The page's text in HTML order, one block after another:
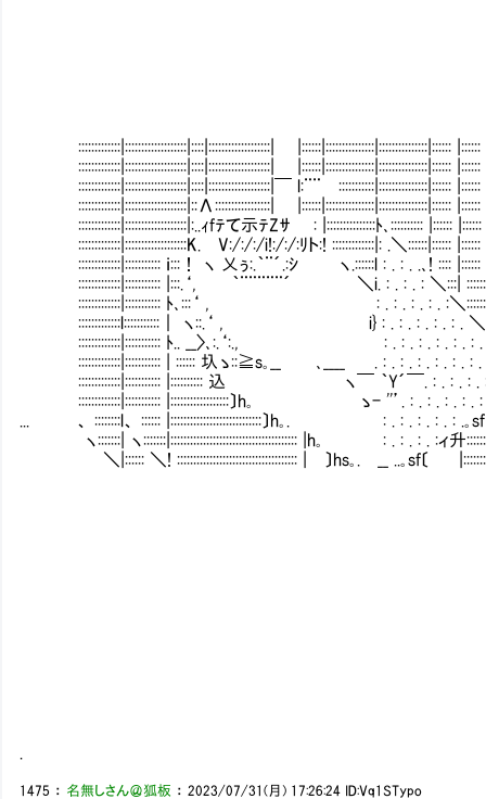
:::::::::::::|:::::::::::::::::::|::::|:::::::::::::::::::| |::::::|:::::::::::::::|:::::::::::::::|:::::: |::::::
:::::::::::::|:::::::::::::::::::|::::|:::::::::::::::::::| |::::::|:::::::::::::::|:::::::::::::::|:::::: |::::::
:::::::::::::|:::::::::::::::::::|::::|:::::::::::::::::::|￣ l:¨¨㍉:::::::::::|:::::::::::::::|:::::: |::::::
:::::::::::::|:::::::::::::::::::|::Λ:::::::::::::::::|
:::::::::::::|:::::::::::::::::::|:..ｨfﾃて示ﾃZｻ㍉ : |:::::::::::::::ﾄ､:::::::::: |:::::: |::::::
:::::::::::::|:::::::::::::::::::K. V:/:/:/i!:/:/:ﾘト:! :::::::::::::|: .＼::::::|::::::
:::::::::::::|::::::::::: ｉ:::！ ヽ 乂ぅ:.｀¨´.:ｼ ヽ.::::::l : . : . .､! :::: |::::::
:::::::::::::|::::::::::: |:::.‘, ｀¨¨¨¨¨´ ＼i. : . : . : ＼:::| ::::::|
:::::::::::::|::::::::::: ﾄ､:::‘ , : . : . : . : . :＼::::::|
:::::::::::::l:::::::::::｜ ヽ::.‘ , i} : . : . : . : . : . ＼|
:::::::::::::|::::::::::: ﾄ.. __〉､:.‘:., : . : . : . : . : . : . ＼:::|
:::::::::::::|::::::::::: | :::::: 圦ゝ::≧s｡__ ､____ . : . : . : . : . :
:::::::::::::|::::::::::: |:::::::::: 込 ヽ￣ ｀Y´￣. : . : . : . : . : .
:::::::::::::|::::::::::: |::::::::::::::::::〕h｡ ゝ- ''’. : . : . : . : . : . :｡s
... 、 ::::::::l、 :::::: |::::::::::::::::::::::::::::〕h｡. : . : . : . : . : .
ヽ:::::::| ヽ:::::::|::::::::::::::::::::::::::::::::::::::: |h｡ : . : . : . :ィ升
＼|:::::: ＼! ::::::::::::::::::::::::::::::::::::: | 〕hs｡. __ ..｡sf〔
1475 ： 名無しさん＠狐板 ：2023/07/31(月) 17:26:24 ID:Vq1STypo